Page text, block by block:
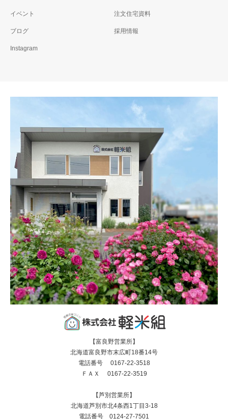
イベント
ブログ
Instagram
注文住宅資料
採用情報
【富良野営業所】
北海道富良野市末広町18番14号
電話番号 0167-22-3518
ＦＡＸ 0167-22-3519
【芦別営業所】
北海道芦別市北4条西1丁目3-18
電話番号 0124-27-7501